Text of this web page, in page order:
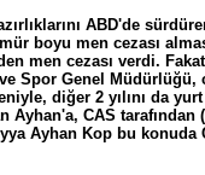
ABD'de
boyu men cezası
men cezası verdi.
Spor Genel Müdürlüğü,
diğer 2 yılını da
Ayhan'a, CAS
Ayhan Kop bu